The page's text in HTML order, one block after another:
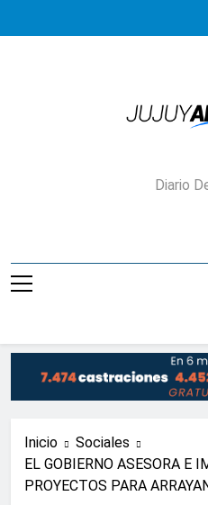
Diario
Inicio
Sociales
EL GOBIERNO ASESORA E
PROYECTOS PARA